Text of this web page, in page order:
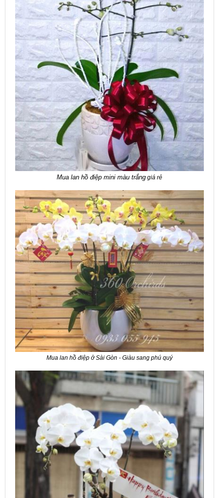
Mua lan hồ điệp mini màu trắng giá rẻ
Mua lan hồ điệp ở Sài Gòn - Giàu sang phú quý